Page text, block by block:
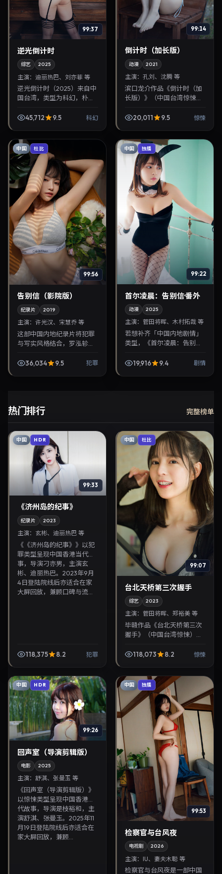
99:37
逆光倒计时
综艺 2025
主演： 迪丽热巴、刘亦菲 等
逆光倒计时（2025）来自中
国台湾，类型为科幻，朴勋
等参与演出。2025年1月17日
45,712 9.5 科幻
99:14
倒计时（加长版）
动漫 2021
主演：孔刘、沈腾 等
滨口龙介作品《倒计时（加
长版）》（中国台湾·惊悚）
11月6日正式上映。影片叙事
20,011 9.5 惊悚
中国 杜比
99:56
告别信（影院版）
纪录片 2019
主演： 许光汉、宋慧乔 等
这部中国内地纪录片将犯罪
与写实风格结合，罗泓轸掌
角。2019年10月14日与观众
36,034 9.5 犯罪
中国 独播
99:22
首尔凌晨：告别信·番外
动漫 2025
主演：菅田将晖、木村拓哉 等
若想补齐「中国内地剧情」
类型，《首尔凌晨：告别信·
演，菅田将晖、木村拓哉主
19,916 9.4 剧情
热门排行 完整榜单
中国 HDR
99:33
《济州岛的纪事》
纪录片 2023
主演： 玄彬、迪丽热巴 等
《《济州岛的纪事》》以犯
罪类型呈现中国香港当代故
事，导演刁亦男，主演玄
彬、迪丽热巴。2023年9月
4日登陆院线后亦适合在家
大屏回放，兼顾口碑与流...
118,375 8.2 犯罪
中国 杜比
99:07
台北天桥第三次握手
综艺 2023
主演：菅田将晖、郑裕美 等
毕赣作品《台北天桥第三次
握手》（中国台湾·惊悚）由
2023年4月4日正式上映。
118,073 8.2 惊悚
中国 HDR
99:26
回声室（导演剪辑版）
电影 2025
主演： 舒淇、张曼玉 等
《回声室（导演剪辑版）》
以惊悚类型呈现中国香港当
代故事，导演是枝裕和，主
演舒淇、张曼玉。2025年11
月19日登陆院线后亦适合在
家大屏回放，兼顾...
中国 独播
99:53
检察官与台风夜
电视剧 2026
主演： IU、妻夫木聪 等
检察官与台风夜是一部中国